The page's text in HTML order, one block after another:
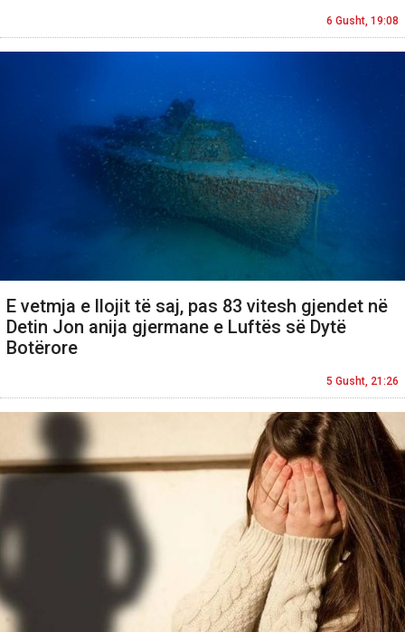
6 Gusht, 19:08
E vetmja e llojit të saj, pas 83 vitesh gjendet në
Detin Jon anija gjermane e Luftës së Dytë
Botërore
5 Gusht, 21:26